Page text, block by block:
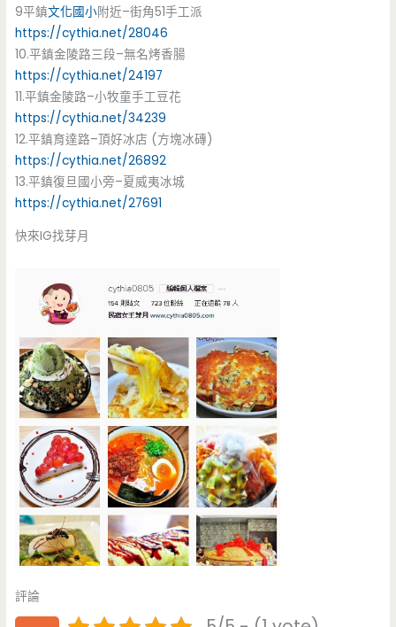
9平鎮文化國小附近–街角51手工派
https://cythia.net/28046
10.平鎮金陵路三段–無名烤香腸
https://cythia.net/24197
11.平鎮金陵路–小牧童手工豆花
https://cythia.net/34239
12.平鎮育達路–頂好冰店 (方塊冰磚)
https://cythia.net/26892
13.平鎮復旦國小旁–夏威夷冰城
https://cythia.net/27691
快來IG找芽月
評論